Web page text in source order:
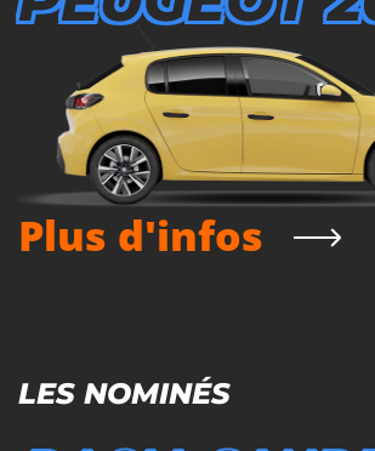
LES NOMINÉS
Plus d'infos